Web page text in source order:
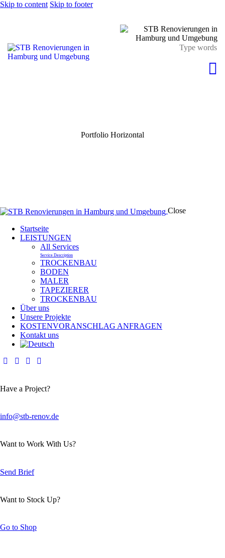
Skip to content Skip to footer
Portfolio Horizontal
Close
Startseite
LEISTUNGEN
All Services
Service Description
TROCKENBAU
BODEN
MALER
TAPEZIERER
TROCKENBAU
Über uns
Unsere Projekte
KOSTENVORANSCHLAG ANFRAGEN
Kontakt uns
Have a Project?
info@stb-renov.de
Want to Work With Us?
Send Brief
Want to Stock Up?
Go to Shop